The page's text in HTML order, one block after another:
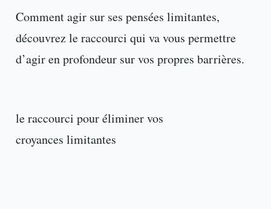
Comment agir sur ses pensées limitantes,
découvrez le raccourci qui va vous permettre
d’agir en profondeur sur vos propres barrières.
le raccourci pour éliminer vos
croyances limitantes